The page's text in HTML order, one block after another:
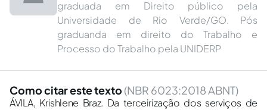
graduada em Direito público pela
Universidade de Rio Verde/GO. Pós
graduanda em direito do Trabalho e
Processo do Trabalho pela UNIDERP
Como citar este texto (NBR 6023:2018 ABNT)
ÁVILA, Krishlene Braz. Da terceirização dos serviços de